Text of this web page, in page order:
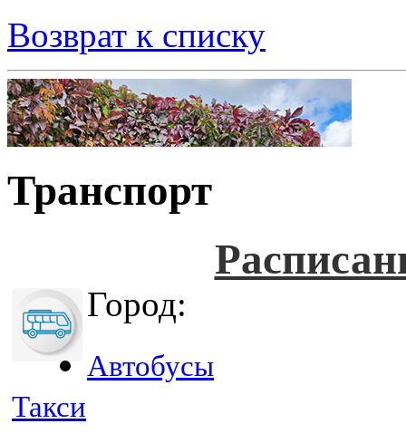
Возврат к списку
Транспорт
Город:
Автобусы
Такси